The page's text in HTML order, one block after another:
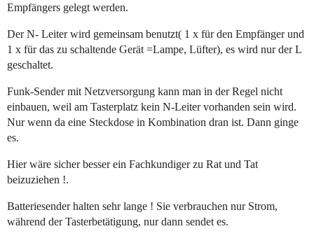
Empfängers gelegt werden.
Der N- Leiter wird gemeinsam benutzt( 1 x für den Empfänger und
1 x für das zu schaltende Gerät =Lampe, Lüfter), es wird nur der L
geschaltet.
Funk-Sender mit Netzversorgung kann man in der Regel nicht
einbauen, weil am Tasterplatz kein N-Leiter vorhanden sein wird.
Nur wenn da eine Steckdose in Kombination dran ist. Dann ginge
es.
Hier wäre sicher besser ein Fachkundiger zu Rat und Tat
beizuziehen !.
Batteriesender halten sehr lange ! Sie verbrauchen nur Strom,
während der Tasterbetätigung, nur dann sendet es.